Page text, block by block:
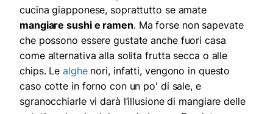
cucina giapponese, soprattutto se amate
mangiare sushi e ramen. Ma forse non sapevate
che possono essere gustate anche fuori casa
come alternativa alla solita frutta secca o alle
chips. Lealghe nori, infatti, vengono in questo
caso cotte in forno con un po' di sale, e
sgranocchiarle vi darà l’illusione di mangiare delle